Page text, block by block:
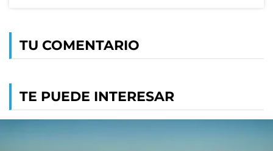
TU COMENTARIO
TE PUEDE INTERESAR